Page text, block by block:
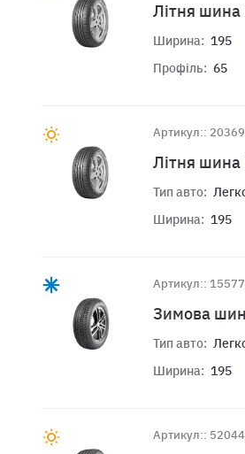
Літня шина
Ширина: 195
Профіль: 65
Артикул::
Літня шина
Тип авто:
Ширина: 195
Артикул::
Зимова
Тип авто:
Ширина: 195
Артикул:: 52044